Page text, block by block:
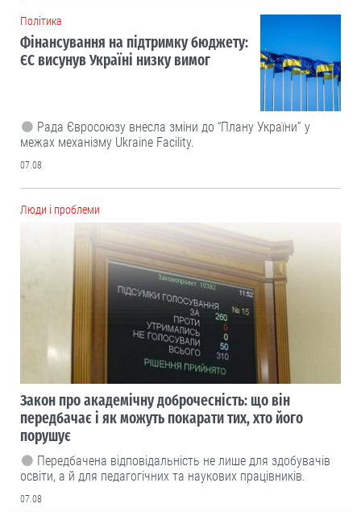
Політика
Фінансування на підтримку бюджету:
ЄС висунув Україні низку вимог
Рада Євросоюзу внесла зміни до “Плану України” у
межах механізму Ukraine Facility.
07.08
Люди і проблеми
Закон про академічну доброчесність: що він
передбачає і як можуть покарати тих, хто його
порушує
Передбачена відповідальність не лише для здобувачів
освіти, а й для педагогічних та наукових працівників.
07.08